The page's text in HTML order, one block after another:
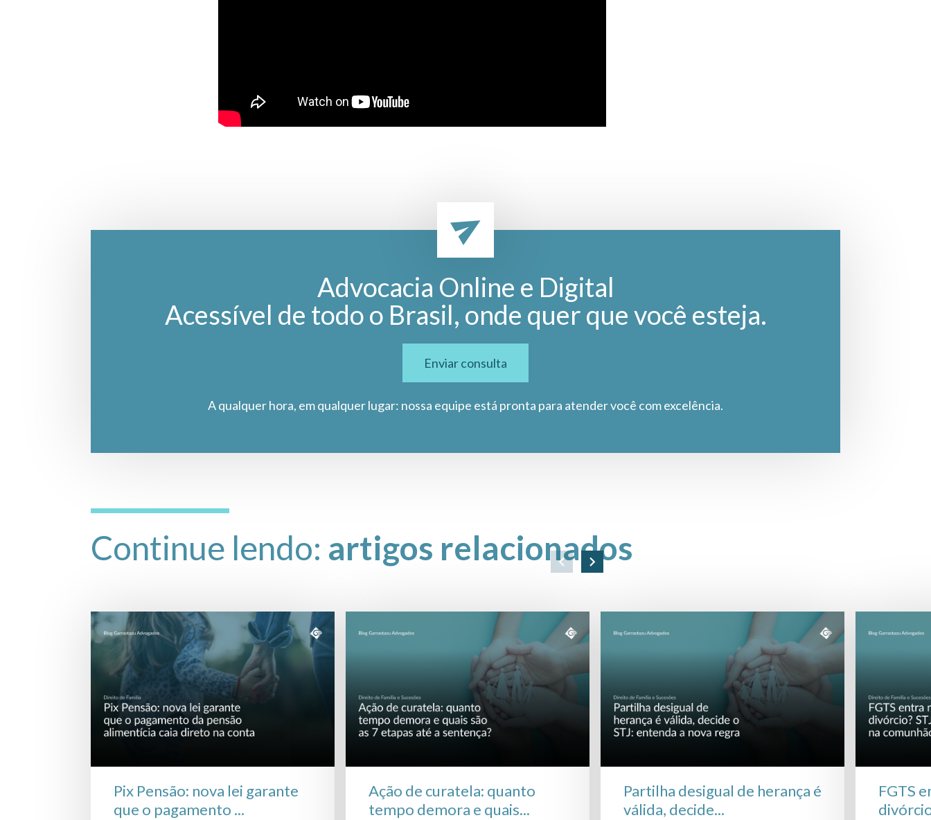
Advocacia Online e Digital
Acessível de todo o Brasil, onde quer que você esteja.
Enviar consulta
A qualquer hora, em qualquer lugar: nossa equipe está pronta para atender você com excelência.
Continue lendo: artigos relacionados
Pix Pensão: nova lei garante
que o pagamento ...
Ação de curatela: quanto
tempo demora e quais...
Partilha desigual de herança é
válida, decide...
FGTS